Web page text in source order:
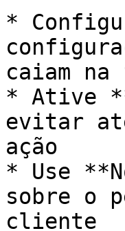
*
caiam
* Ative
evitar
ação
* Use
sobre o
cliente